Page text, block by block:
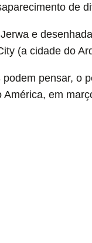
de
e
(a cidade do
pensar, o
em